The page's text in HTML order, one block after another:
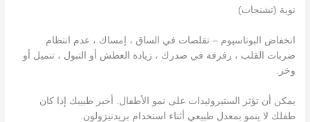
نوبة (تشنجات)
انخفاض البوتاسيوم – تقلصات في الساق ، إمساك ، عدم انتظام
ضربات القلب ، رفرفة في صدرك ، زيادة العطش أو التبول ، تنميل أو
وخز.
يمكن أن تؤثر الستيروئيدات على نمو الأطفال. أخبر طبيبك إذا كان
طفلك لا ينمو بمعدل طبيعي أثناء استخدام بريدنيزولون.